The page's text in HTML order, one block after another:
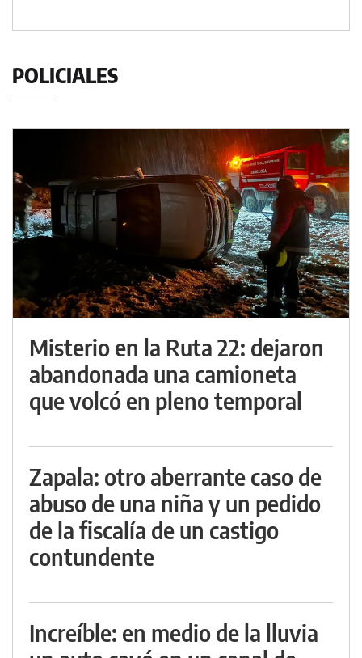
POLICIALES
Misterio en la Ruta 22: dejaron
abandonada una camioneta
que volcó en pleno temporal
Zapala: otro aberrante caso de
abuso de una niña y un pedido
de la fiscalía de un castigo
contundente
Increíble: en medio de la lluvia